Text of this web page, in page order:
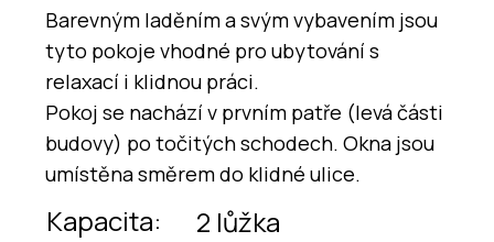
Barevným laděním a svým vybavením jsou
tyto pokoje vhodné pro ubytování s
relaxací i klidnou práci.
Pokoj se nachází v prvním patře (levá části
budovy) po točitých schodech. Okna jsou
umístěna směrem do klidné ulice.
Kapacita:
2 lůžka